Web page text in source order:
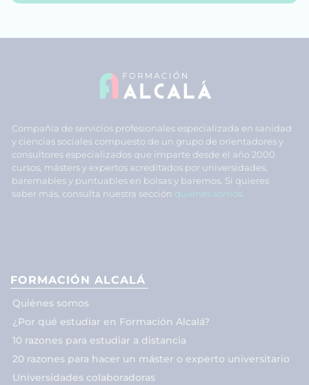
Compañía de servicios profesionales especializada en sanidad
y ciencias sociales compuesto de un grupo de orientadores y
consultores especializados que imparte desde el año 2000
cursos, másters y expertos acreditados por universidades,
baremables y puntuables en bolsas y baremos. Si quieres
saber más, consulta nuestra sección quiénes somos
FORMACIÓN ALCALÁ
Quiénes somos
¿Por qué estudiar en Formación Alcalá?
10 razones para estudiar a distancia
20 razones para hacer un máster o experto universitario
Universidades colaboradoras